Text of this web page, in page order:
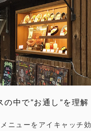
の中で”お通し”を理解
ニューをアイキャッチ